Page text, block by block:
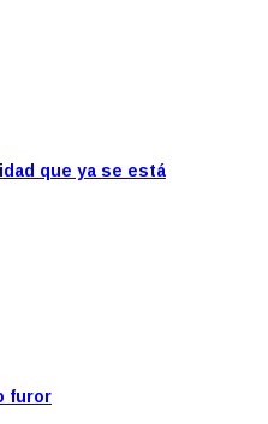
que ya se está
furor